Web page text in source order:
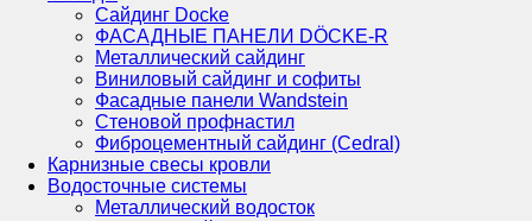
Сайдинг Docke
ФАСАДНЫЕ ПАНЕЛИ DÖCKE-R
Металлический сайдинг
Виниловый сайдинг и софиты
Фасадные панели Wandstein
Стеновой профнастил
Фиброцементный сайдинг (Cedral)
Карнизные свесы кровли
Водосточные системы
Металлический водосток